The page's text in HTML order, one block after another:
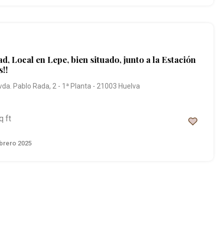
Local en Lepe, bien situado, junto a la Estación
Pablo Rada, 2 - 1ª Planta - 21003 Huelva
ft
2025